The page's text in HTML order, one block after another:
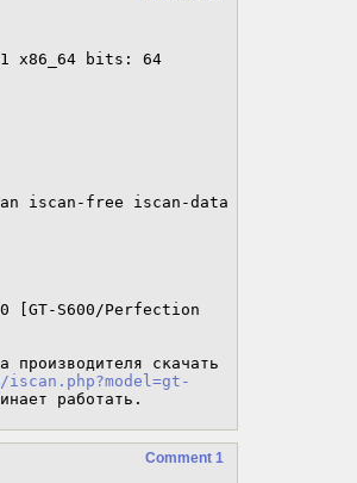
x86_64 bits: 64
iscan-free iscan-data
[GT-S600/Perfection
производителя скачать
работать.
Comment 1